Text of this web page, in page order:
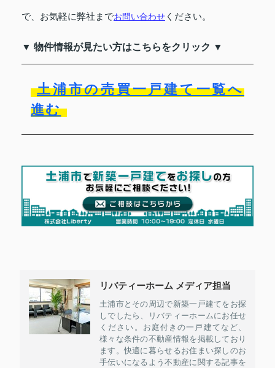
で、お気軽に弊社までお問い合わせ ください。
▼ 物件情報が見たい方はこちらをクリック ▼
土浦市の売買一戸建て一覧へ
進む
リバティーホーム メディア担当
土浦市とその周辺で新築一戸建てをお探
しでしたら、リバティーホームにお任せ
ください。お庭付きの一戸建てなど、
様々な条件の不動産情報を掲載しており
ます。快適に暮らせるお住まい探しのお
手伝いになるよう不動産に関する記事を